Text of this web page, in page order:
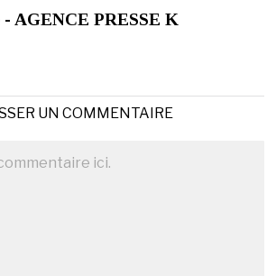
AGENCE PRESSE K
UN COMMENTAIRE